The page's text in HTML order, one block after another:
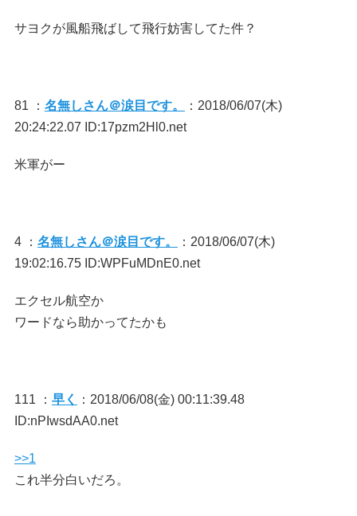
サヨクが風船飛ばして飛行妨害してた件？
81 ： 名無しさん＠涙目です。
：2018/06/07(木)
20:24:22.07 ID:17pzm2Hl0.net
米軍がー
4 ： 名無しさん＠涙目です。
：2018/06/07(木)
19:02:16.75 ID:WPFuMDnE0.net
エクセル航空か
ワードなら助かってたかも
111 ： 早く
：2018/06/08(金) 00:11:39.48
ID:nPIwsdAA0.net
>>1
これ半分白いだろ。